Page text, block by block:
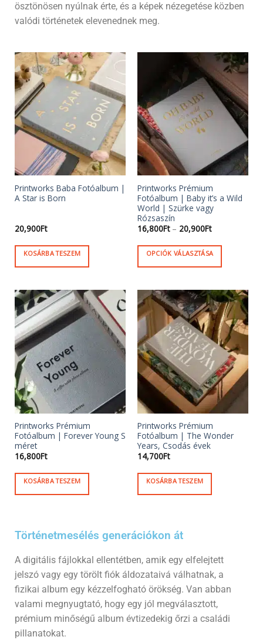
ösztönösen nyúlnak érte, és a képek nézegetése közben
valódi történetek elevenednek meg.
Printworks Baba Fotóalbum |
A Star is Born
20,900Ft
KOSÁRBA TESZEM
Printworks Prémium
Fotóalbum | Baby it’s a Wild
World | Szürke vagy
Rózsaszín
16,800Ft – 20,900Ft
OPCIÓK VÁLASZTÁSA
Printworks Prémium
Fotóalbum | Forever Young S
méret
16,800Ft
KOSÁRBA TESZEM
Printworks Prémium
Fotóalbum | The Wonder
Years, Csodás évek
14,700Ft
KOSÁRBA TESZEM
Történetmesélés generációkon át
A digitális fájlokkal ellentétben, amik egy elfelejtett
jelszó vagy egy törölt fiók áldozataivá válhatnak, a
fizikai album egy kézzelfogható örökség. Van abban
valami megnyugtató, hogy egy jól megválasztott,
prémium minőségű album évtizedekig őrzi a családi
pillanatokat.